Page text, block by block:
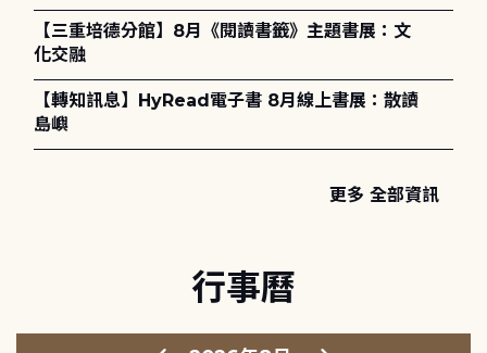
【三重培德分館】8月《閱讀書籤》主題書展：文
化交融
【轉知訊息】HyRead電子書 8月線上書展：散讀
島嶼
更多 全部資訊
行事曆